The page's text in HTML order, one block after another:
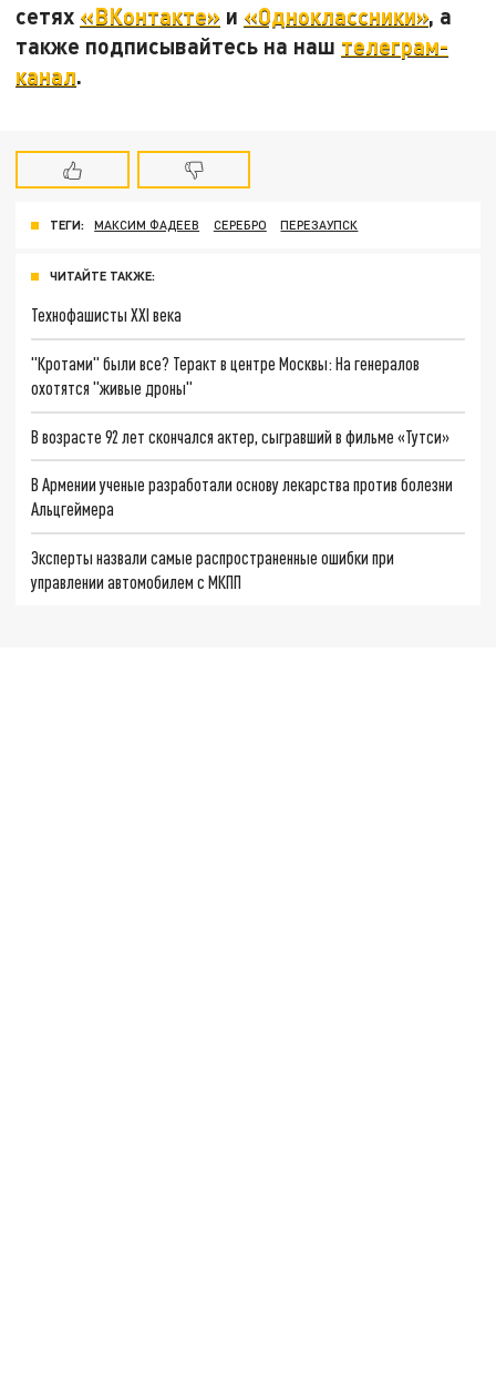
сетях «ВКонтакте» и «Одноклассники», а
также подписывайтесь на наш телеграм-
канал.
ТЕГИ: МАКСИМ ФАДЕЕВ СЕРЕБРО ПЕРЕЗАУПСК
ЧИТАЙТЕ ТАКЖЕ:
Технофашисты XXI века
"Кротами" были все? Теракт в центре Москвы: На генералов
охотятся "живые дроны"
В возрасте 92 лет скончался актер, сыгравший в фильме «Тутси»
В Армении ученые разработали основу лекарства против болезни
Альцгеймера
Эксперты назвали самые распространенные ошибки при
управлении автомобилем с МКПП